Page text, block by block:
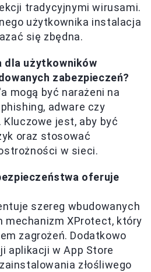
tradycyjnymi wirusami.
użytkownika instalacja
się zbędna.
dla użytkowników
zabezpieczeń?
mogą być narażeni na
adware czy
Kluczowe jest, aby być
oraz stosować
w sieci.
oferuje
szereg wbudowanych
mechanizm XProtect, który
zagrożeń. Dodatkowo
aplikacji w App Store
złośliwego